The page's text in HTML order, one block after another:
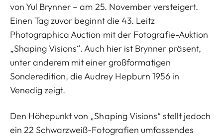
von Yul Brynner – am 25. November versteigert.
Einen Tag zuvor beginnt die 43. Leitz
Photographica Auction mit der Fotografie-Auktion
„Shaping Visions“. Auch hier ist Brynner präsent,
unter anderem mit einer großformatigen
Sonderedition, die Audrey Hepburn 1956 in
Venedig zeigt.
Den Höhepunkt von „Shaping Visions“ stellt jedoch
ein 22 Schwarzweiß-Fotografien umfassendes